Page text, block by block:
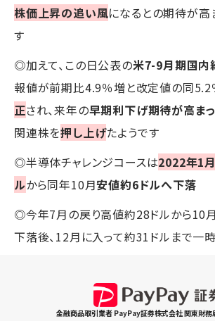
株価上昇の追い風になるとの期待が高
す
◎加えて、この日公表の米7-9月期国内
報値が前期比4.9％増と改定値の同5.2
正され、来年の早期利下げ期待が高ま
関連株を押し上げたようです
◎半導体チャレンジコースは2022年1
ルから同年10月安値約6ドルへ下落
◎今年7月の戻り高値約28ドルから10
下落後、12月に入って約31ドルまで一
金融商品取引業者 PayPay証券株式会社 関東財務